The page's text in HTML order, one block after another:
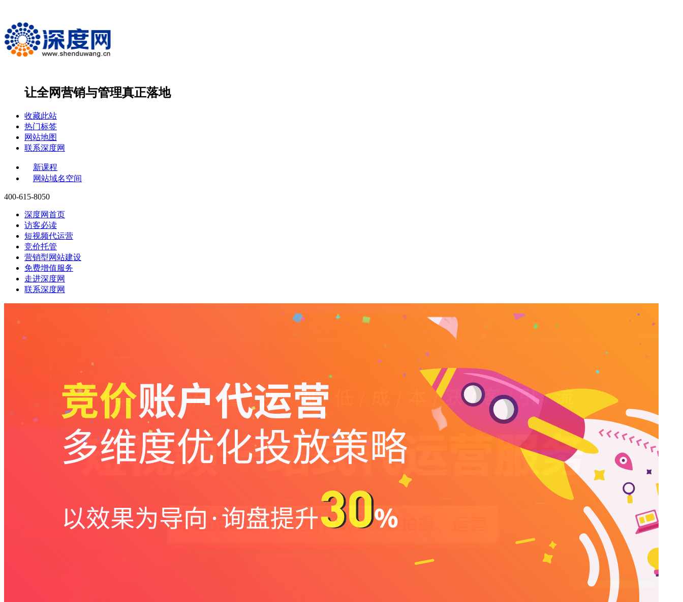
让全网营销与管理真正落地
收藏此站
热门标签
网站地图
联系深度网
新课程
网站域名空间
400-615-8050
深度网首页
访客必读
短视频代运营
竞价托管
营销型网站建设
免费增值服务
走进深度网
联系深度网